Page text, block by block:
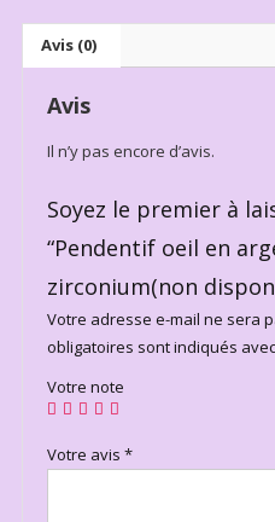
Avis (0)
Avis
Il n’y pas encore d’avis.
Soyez le premier à
“Pendentif oeil en
zirconium(non
Votre adresse e-mail ne sera
obligatoires sont indiqués avec
Votre note
Votre avis *